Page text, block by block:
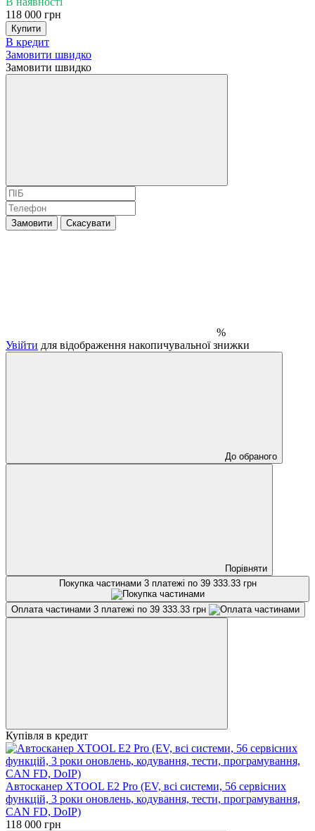
118 000 грн
Купити
В кредит
Замовити швидко
Замовити швидко
Замовити Скасувати
%
Увійти для відображення накопичувальної знижки
До обраного
Порівняти
Покупка частинами 3 платежі по 39 333.33 грн
Оплата частинами 3 платежі по 39 333.33 грн
Купівля в кредит
Автосканер XTOOL E2 Pro (EV, всі системи, 56 сервісних
функцій, 3 роки оновлень, кодування, тести, програмування,
CAN FD, DoIP)
118 000 грн